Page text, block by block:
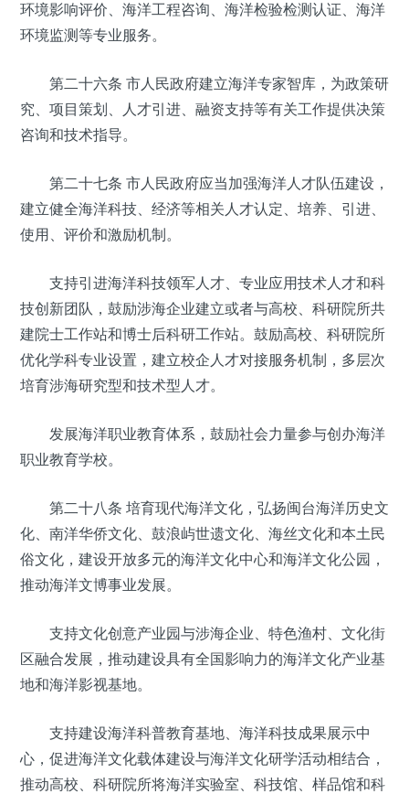
环境影响评价、海洋工程咨询、海洋检验检测认证、海洋
环境监测等专业服务。
第二十六条 市人民政府建立海洋专家智库，为政策研
究、项目策划、人才引进、融资支持等有关工作提供决策
咨询和技术指导。
第二十七条 市人民政府应当加强海洋人才队伍建设，
建立健全海洋科技、经济等相关人才认定、培养、引进、
使用、评价和激励机制。
支持引进海洋科技领军人才、专业应用技术人才和科
技创新团队，鼓励涉海企业建立或者与高校、科研院所共
建院士工作站和博士后科研工作站。鼓励高校、科研院所
优化学科专业设置，建立校企人才对接服务机制，多层次
培育涉海研究型和技术型人才。
发展海洋职业教育体系，鼓励社会力量参与创办海洋
职业教育学校。
第二十八条 培育现代海洋文化，弘扬闽台海洋历史文
化、南洋华侨文化、鼓浪屿世遗文化、海丝文化和本土民
俗文化，建设开放多元的海洋文化中心和海洋文化公园，
推动海洋文博事业发展。
支持文化创意产业园与涉海企业、特色渔村、文化街
区融合发展，推动建设具有全国影响力的海洋文化产业基
地和海洋影视基地。
支持建设海洋科普教育基地、海洋科技成果展示中
心，促进海洋文化载体建设与海洋文化研学活动相结合，
推动高校、科研院所将海洋实验室、科技馆、样品馆和科